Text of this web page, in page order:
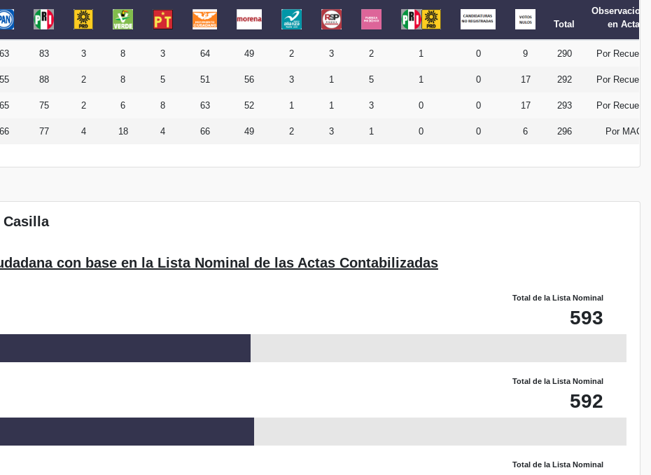
Total
en Acta
63 83 3 8 3 64 49 2 3 2 1 0 9 290 Por Recuento
55 88 2 8 5 51 56 3 1 5 1 0 17 292 Por Recuento
65 75 2 6 8 63 52 1 1 3 0 0 17 293 Por Recuento
66 77 4 18 4 66 49 2 3 1 0 0 6 296 Por MAC
Casilla
con base en la Lista Nominal de las Actas Contabilizadas
Total de la Lista Nominal
593
Total de la Lista Nominal
592
Total de la Lista Nominal